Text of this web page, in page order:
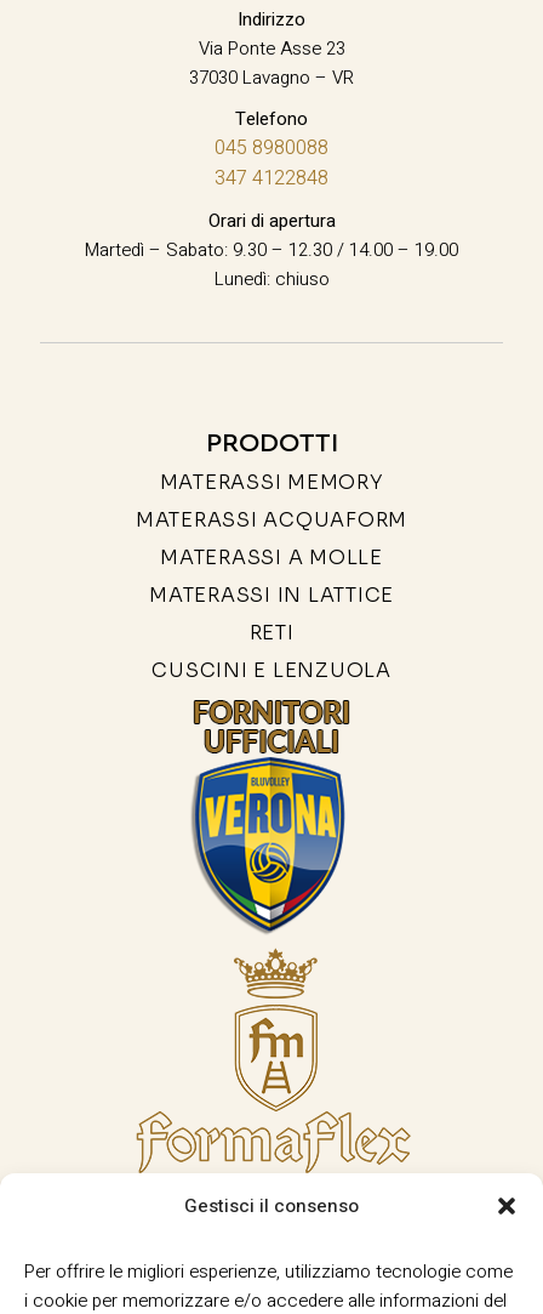
Gestisci il consenso
Per offrire le migliori esperienze, utilizziamo tecnologie come
i cookie per memorizzare e/o accedere alle informazioni del
Indirizzo
Via Ponte Asse 23
37030 Lavagno – VR
Telefono
045 8980088
347 4122848
Orari di apertura
Martedì – Sabato: 9.30 – 12.30 / 14.00 – 19.00
Lunedì: chiuso
PRODOTTI
MATERASSI MEMORY
MATERASSI ACQUAFORM
MATERASSI A MOLLE
MATERASSI IN LATTICE
RETI
CUSCINI E LENZUOLA